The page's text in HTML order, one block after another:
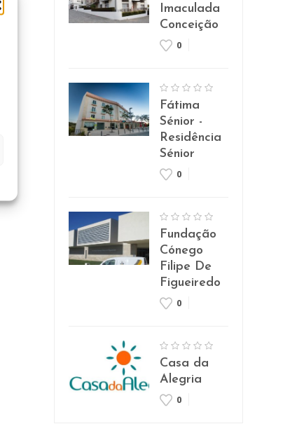
Imaculada
Conceição
0
Fátima
Sénior -
Residência
Sénior
0
Fundação
Cónego
Filipe De
Figueiredo
0
Casa da
Alegria
0